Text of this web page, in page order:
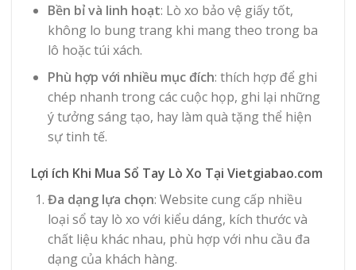
Bền bỉ và linh hoạt: Lò xo bảo vệ giấy tốt,
không lo bung trang khi mang theo trong ba
lô hoặc túi xách.
Phù hợp với nhiều mục đích: thích hợp để ghi
chép nhanh trong các cuộc họp, ghi lại những
ý tưởng sáng tạo, hay làm quà tặng thể hiện
sự tinh tế.
Lợi ích Khi Mua Sổ Tay Lò Xo Tại Vietgiabao.com
Đa dạng lựa chọn: Website cung cấp nhiều
loại sổ tay lò xo với kiểu dáng, kích thước và
chất liệu khác nhau, phù hợp với nhu cầu đa
dạng của khách hàng.